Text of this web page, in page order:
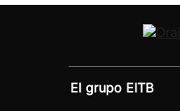
El grupo EITB